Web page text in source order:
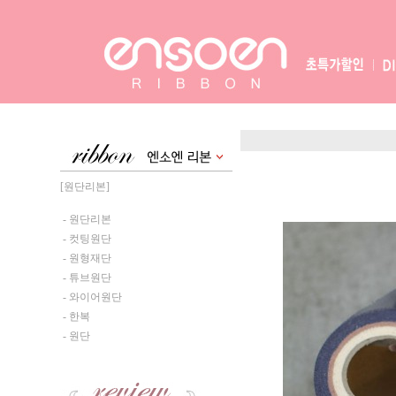
[원단리본]
- 원단리본
- 컷팅원단
- 원형재단
- 튜브원단
- 와이어원단
- 한복
- 원단